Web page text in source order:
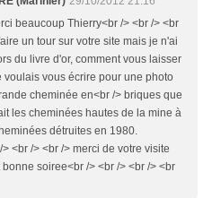
beaucoup Thierry<br /> <br /> <br
un tour sur votre site mais je n'ai
du livre d'or, comment vous laisser
voulais vous écrire pour une photo
cheminée en<br /> briques que
les cheminées hautes de la mine à
détruites en 1980.
<br /> <br /> merci de votre visite
soiree<br /> <br /> <br /> <br